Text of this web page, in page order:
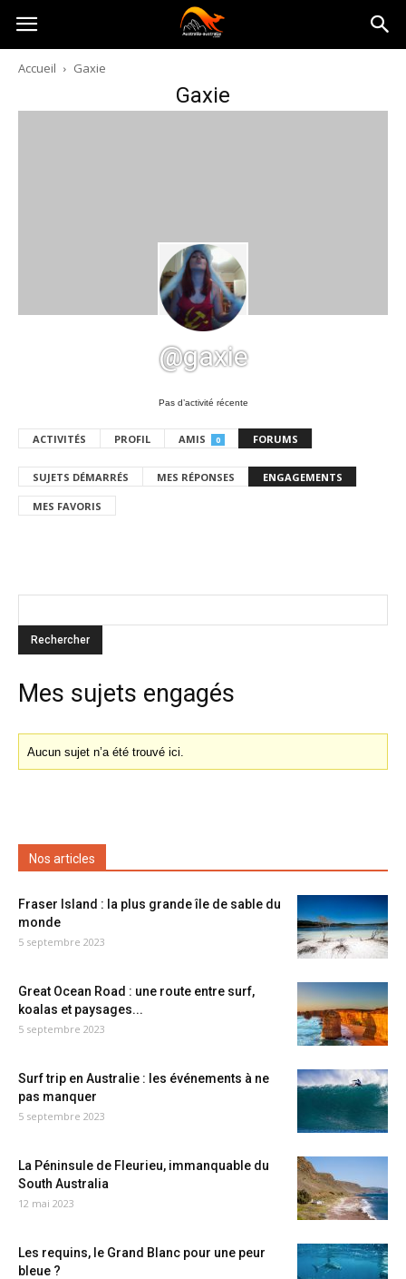
Australia-
australie.com
Accueil Gaxie
Gaxie
@gaxie
Pas d’activité récente
ACTIVITÉS PROFIL AMIS 0 FORUMS
SUJETS DÉMARRÉS MES RÉPONSES ENGAGEMENTS
MES FAVORIS
Mes sujets engagés
Aucun sujet n’a été trouvé ici.
Nos articles
Fraser Island : la plus grande île de sable du
monde
5 septembre 2023
Great Ocean Road : une route entre surf,
koalas et paysages...
5 septembre 2023
Surf trip en Australie : les événements à ne
pas manquer
5 septembre 2023
La Péninsule de Fleurieu, immanquable du
South Australia
12 mai 2023
Les requins, le Grand Blanc pour une peur
bleue ?